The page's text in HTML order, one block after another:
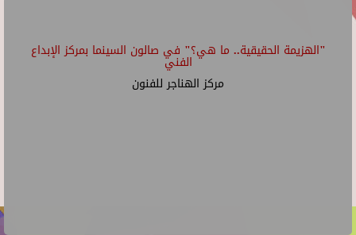
"الهزيمة الحقيقية.. ما هي؟" في صالون السينما بمركز الإبداع
الفني
مركز الهناجر للفنون